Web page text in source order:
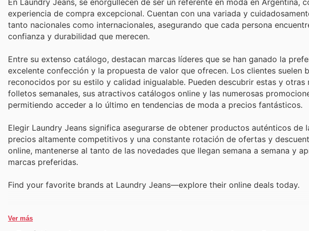
experiencia de compra excepcional. Cuentan con una variada y
tanto nacionales como internacionales, asegurando que cada persona
confianza y durabilidad que merecen.
Entre su extenso catálogo, destacan marcas líderes que se han ganado la
excelente confección y la propuesta de valor que ofrecen. Los clientes suelen
reconocidos por su estilo y calidad inigualable. Pueden descubrir estas y
folletos semanales, sus atractivos catálogos online y las numerosas
permitiendo acceder a lo último en tendencias de moda a precios fantásticos.
Elegir Laundry Jeans significa asegurarse de obtener productos auténticos de
precios altamente competitivos y una constante rotación de ofertas y
online, mantenerse al tanto de las novedades que llegan semana a semana y
marcas preferidas.
Find your favorite brands at Laundry Jeans—explore their online deals today.
Ver más